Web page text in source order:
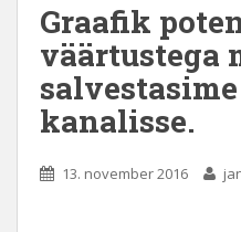
Graafik
väärtustega
kanalisse.
13. november 2016